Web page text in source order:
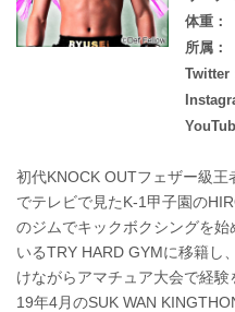
体重：
所属：
Twitter
初代KNOCK OUTフェザー級
でテレビで見たK-1甲子園の
のジムでキックボクシングを
いるTRY HARD GYMに移籍し
けながらアマチュア大会で経
19年4月のSUK WAN